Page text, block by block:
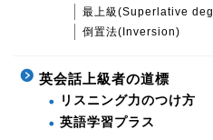
最上級(Superlative
倒置法(Inversion)
英会話上級者の道標
リスニング力のつけ方
英語学習プラス